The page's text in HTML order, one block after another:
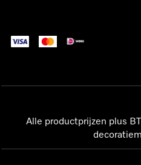
Alle productprijzen plus